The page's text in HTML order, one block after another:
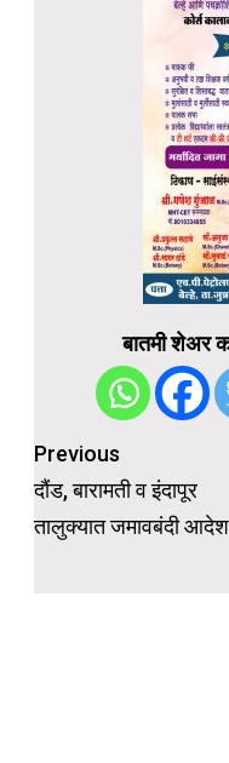
बातमी शेअर
Post
navigation
Previous
दौंड, बारामती व इंदापूर
तालुक्यात जमावबंदी